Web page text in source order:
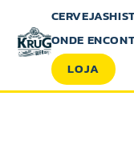
CERVEJAS
ONDE
LOJA